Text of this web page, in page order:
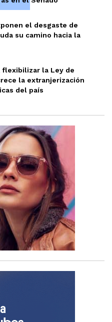
el desgaste de
su camino hacia la
flexibilizar la Ley de
la extranjerización
del país